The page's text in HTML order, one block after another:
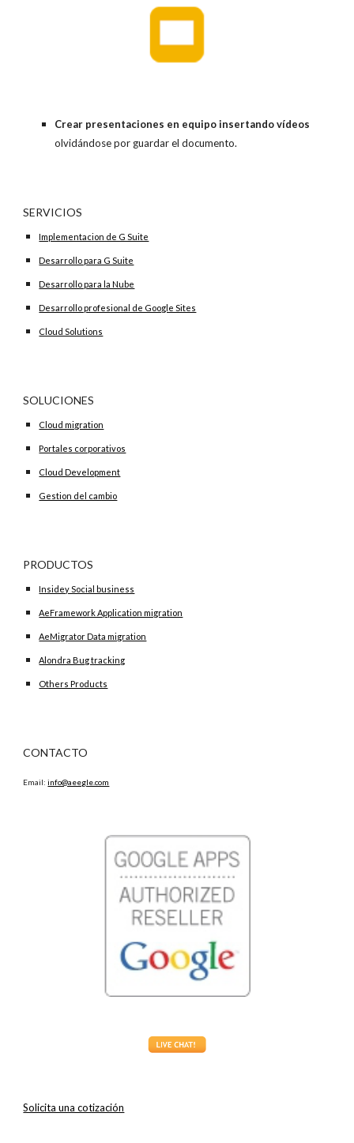
Crear presentaciones en equipo insertando vídeos
olvidándose por guardar el documento.
SERVICIOS
Implementacion de G Suite
Desarrollo para G Suite
Desarrollo para la Nube
Desarrollo profesional de Google Sites
Cloud Solutions
SOLUCIONES
Cloud migration
Portales corporativos
Cloud Development
Gestion del cambio
PRODUCTOS
Insidey Social business
AeFramework Application migration
AeMigrator Data migration
Alondra Bug tracking
Others Products
CONTACTO
Email: info@aeegle.com
Solicita una cotización